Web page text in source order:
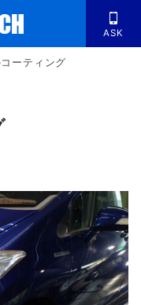
ASK
ーティング